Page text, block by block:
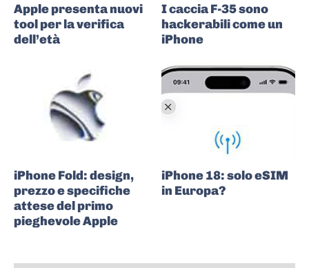
Apple presenta nuovi
tool per la verifica
dell’età
I caccia F-35 sono
hackerabili come un
iPhone
iPhone Fold: design,
prezzo e specifiche
attese del primo
pieghevole Apple
iPhone 18: solo eSIM
in Europa?